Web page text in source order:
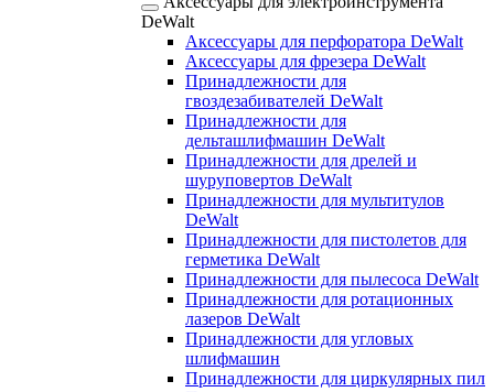
DeWalt
Аксессуары для перфоратора DeWalt
Аксессуары для фрезера DeWalt
Принадлежности для
гвоздезабивателей DeWalt
Принадлежности для
дельташлифмашин DeWalt
Принадлежности для дрелей и
шуруповертов DeWalt
Принадлежности для мультитулов
DeWalt
Принадлежности для пистолетов для
герметика DeWalt
Принадлежности для пылесоса DeWalt
Принадлежности для ротационных
лазеров DeWalt
Принадлежности для угловых
шлифмашин
Принадлежности для циркулярных пил